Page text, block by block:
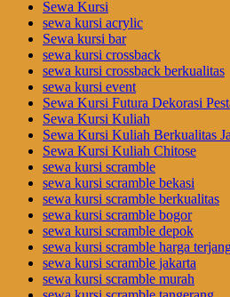
Sewa Kursi
sewa kursi acrylic
Sewa kursi bar
sewa kursi crossback
sewa kursi crossback berkualitas
sewa kursi event
Sewa Kursi Futura Dekorasi
Sewa Kursi Kuliah
Sewa Kursi Kuliah Berkualitas
Sewa Kursi Kuliah Chitose
sewa kursi scramble
sewa kursi scramble bekasi
sewa kursi scramble berkualitas
sewa kursi scramble bogor
sewa kursi scramble depok
sewa kursi scramble harga
sewa kursi scramble jakarta
sewa kursi scramble murah